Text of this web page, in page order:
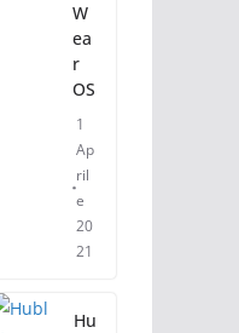
W
ea
r
OS
1
Ap
ril
e
20
21
Hu